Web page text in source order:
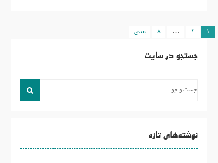
راهبری
1
2
…
8 بعدی
جستجو در سایت
نوشته‌های تازه